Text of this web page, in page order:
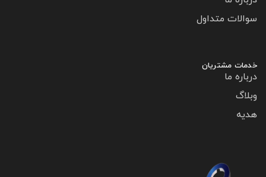
سوالات متداول
خدمات مشتریان
درباره ما
وبلاگ
هدیه